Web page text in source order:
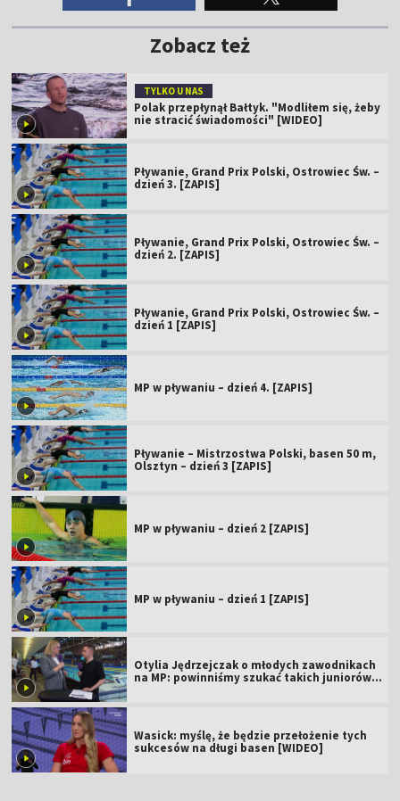
Zobacz też
TYLKO U NAS
Polak przepłynął Bałtyk. "Modliłem się, żeby
nie stracić świadomości" [WIDEO]
Pływanie, Grand Prix Polski, Ostrowiec Św. –
dzień 3. [ZAPIS]
Pływanie, Grand Prix Polski, Ostrowiec Św. –
dzień 2. [ZAPIS]
Pływanie, Grand Prix Polski, Ostrowiec Św. –
dzień 1 [ZAPIS]
MP w pływaniu – dzień 4. [ZAPIS]
Pływanie – Mistrzostwa Polski, basen 50 m,
Olsztyn – dzień 3 [ZAPIS]
MP w pływaniu – dzień 2 [ZAPIS]
MP w pływaniu – dzień 1 [ZAPIS]
Otylia Jędrzejczak o młodych zawodnikach
na MP: powinniśmy szukać takich juniorów
Wasick: myślę, że będzie przełożenie tych
sukcesów na długi basen [WIDEO]